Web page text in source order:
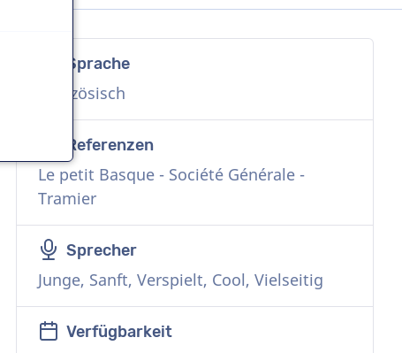
Sprache
Französisch
Referenzen
Le petit Basque - Société Générale -
Tramier
Sprecher
Junge, Sanft, Verspielt, Cool, Vielseitig
Verfügbarkeit